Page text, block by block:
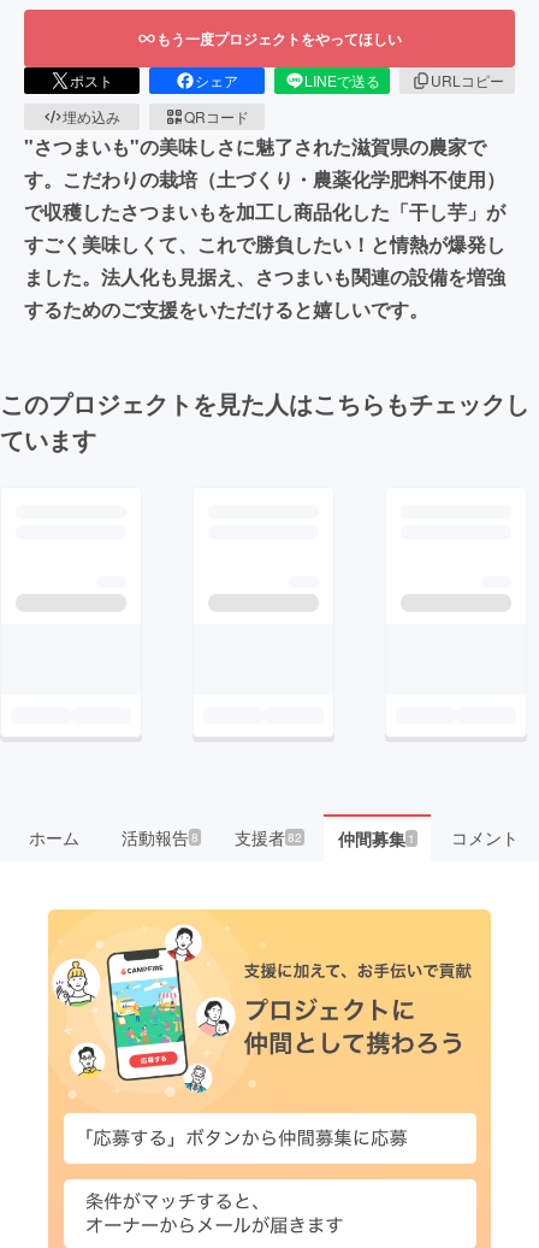
もう一度プロジェクトをやってほしい
ポスト シェア LINEで送る
URLコピー
埋め込み
QRコード
"さつまいも"の美味しさに魅了された滋賀県の農家で
す。こだわりの栽培（土づくり・農薬化学肥料不使用）
で収穫したさつまいもを加工し商品化した「干し芋」が
すごく美味しくて、これで勝負したい！と情熱が爆発し
ました。法人化も見据え、さつまいも関連の設備を増強
するためのご支援をいただけると嬉しいです。
このプロジェクトを見た人はこちらもチェックし
ています
ホーム 活動報告8 支援者82 仲間募集 1 コメント